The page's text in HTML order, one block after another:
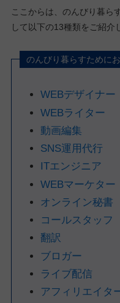
ここからは、のんびり暮ら
して以下の13種類をご紹介
のんびり暮らすために
WEBデザイナー
WEBライター
動画編集
SNS運用代行
ITエンジニア
WEBマーケター
オンライン秘書
コールスタッフ
翻訳
ブロガー
ライブ配信
アフィリエイタ